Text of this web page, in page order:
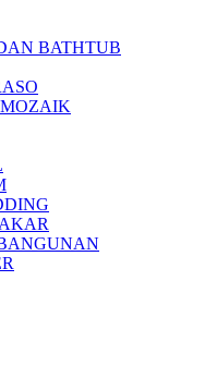
BATHTUB